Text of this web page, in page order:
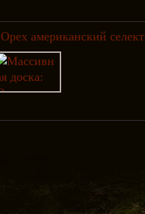
Орех американский селект